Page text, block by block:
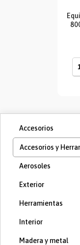
Accesorios
Accesorios y
Aerosoles
Exterior
Herramientas
Interior
Madera y metal